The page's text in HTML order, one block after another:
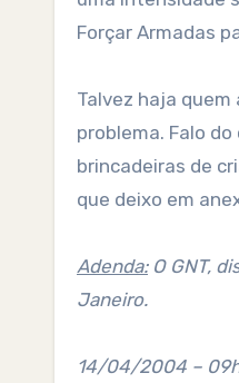
Forçar Armadas
Talvez haja
problema. Falo
brincadeiras de
que deixo em
Adenda:O GNT,
Janeiro.
14/04/2004 –